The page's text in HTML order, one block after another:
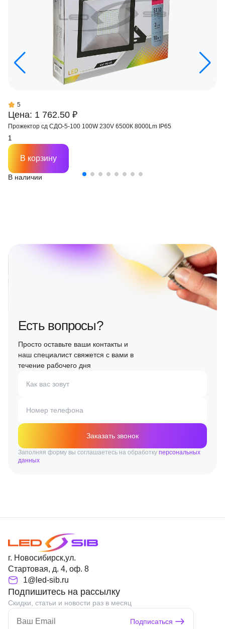
Цена: 1 762.50 ₽
5
Прожектор сд СДО-5-100 100W 230V 6500К 8000Lm IP65
В наличии
В корзину
Есть вопросы?
Просто оставьте ваши контакты и
наш специалист свяжется с вами в
течение рабочего дня
Как вас зовут
Номер телефона
Заказать звонок
Заполняя форму вы соглашаетесь на обработку персональных
данных
г. Новосибирск,ул.
Стартовая, д. 4, оф. 8
1@led-sib.ru
Подпишитесь на рассылку
Скидки, статьи и новости раз в месяц
Подписаться